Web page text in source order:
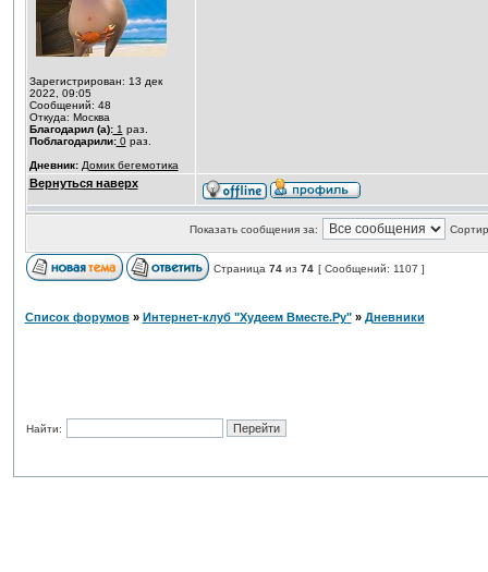
Зарегистрирован: 13 дек
2022, 09:05
Сообщений: 48
Откуда: Москва
Благодарил (а):1 раз.
Поблагодарили:0раз.
Дневник: Домик бегемотика
Вернуться наверх
Показать сообщения за:
Страница 74из 74 [ Сообщений: 1107 ]
Список форумов» Интернет-клуб "Худеем Вместе.Ру"» Дневники
Найти: